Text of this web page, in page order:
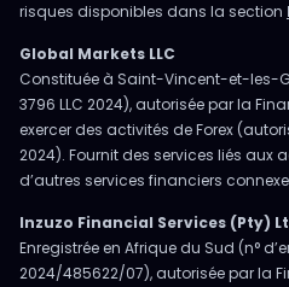
risques disponibles dans la section
Global Markets LLC
Constituée à Saint-Vincent-et-les-
3796 LLC 2024), autorisée par la
exercer des activités de Forex
2024). Fournit des services liés aux
d’autres services financiers
Inzuzo Financial Services (Pty)
Enregistrée en Afrique du Sud (n°
2024/485622/07), autorisée par la